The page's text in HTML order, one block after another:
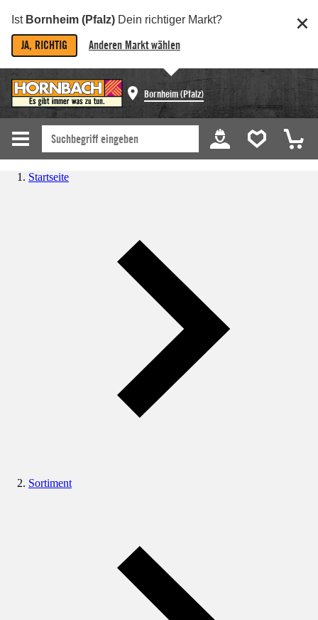
Ist Bornheim (Pfalz) Dein richtiger Markt?
JA, RICHTIG Anderen Markt wählen
Bornheim (Pfalz)
Startseite
Sortiment